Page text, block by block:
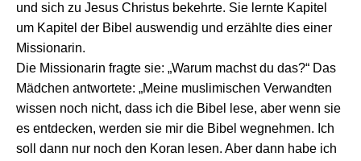
und sich zu Jesus Christus bekehrte. Sie lernte Kapitel
um Kapitel der Bibel auswendig und erzählte dies einer
Missionarin.
Die Missionarin fragte sie: „Warum machst du das?“ Das
Mädchen antwortete: „Meine muslimischen Verwandten
wissen noch nicht, dass ich die Bibel lese, aber wenn sie
es entdecken, werden sie mir die Bibel wegnehmen. Ich
soll dann nur noch den Koran lesen. Aber dann habe ich